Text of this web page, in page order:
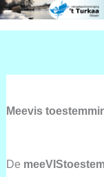
Ga
naar
Meevis
De